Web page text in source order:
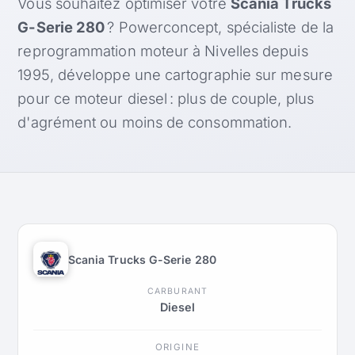
G-Serie 280? Powerconcept, spécialiste de la
reprogrammation moteur à Nivelles depuis
1995, développe une cartographie sur mesure
pour ce moteur diesel : plus de couple, plus
d'agrément ou moins de consommation.
Scania Trucks G-Serie 280
CARBURANT
Diesel
ORIGINE